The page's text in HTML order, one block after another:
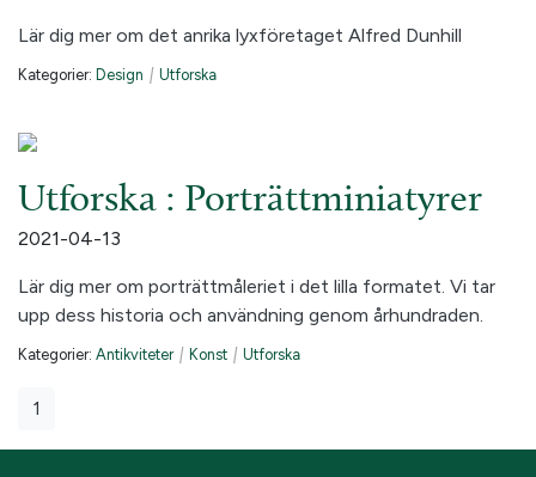
Lär dig mer om det anrika lyxföretaget Alfred Dunhill
Kategorier: Design | Utforska
Utforska : Porträttminiatyrer
2021-04-13
Lär dig mer om porträttmåleriet i det lilla formatet. Vi tar
upp dess historia och användning genom århundraden.
Kategorier: Antikviteter | Konst | Utforska
1